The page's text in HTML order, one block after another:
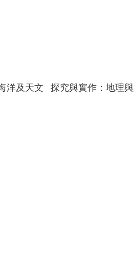
洋及天文
探究與實作：地理